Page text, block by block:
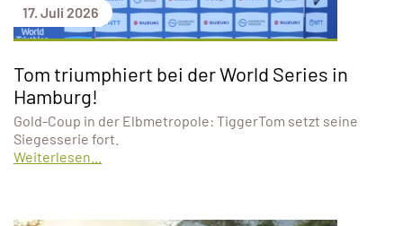
17. Juli 2026
Tom triumphiert bei der World Series in
Hamburg!
Gold-Coup in der Elbmetropole: TiggerTom setzt seine
Siegesserie fort.
Weiterlesen...